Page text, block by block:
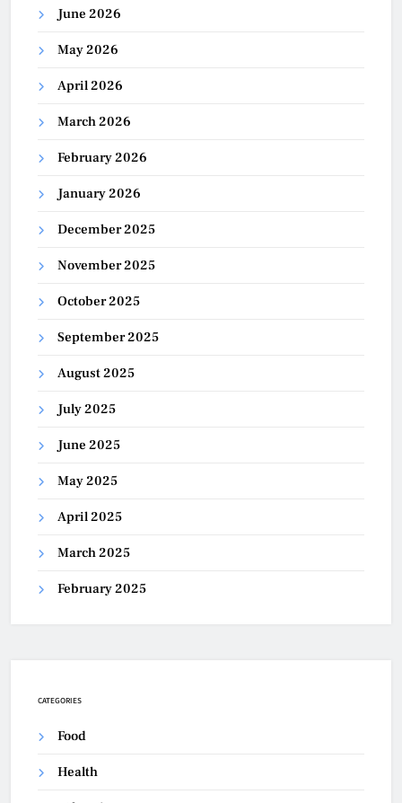
June 2026
May 2026
April 2026
March 2026
February 2026
January 2026
December 2025
November 2025
October 2025
September 2025
August 2025
July 2025
June 2025
May 2025
April 2025
March 2025
February 2025
CATEGORIES
Food
Health